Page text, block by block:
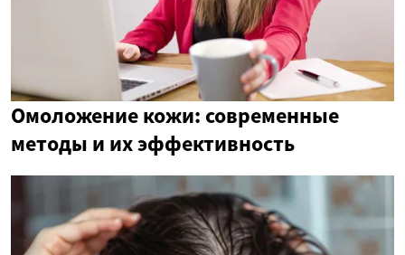
Омоложение кожи: современные
методы и их эффективность